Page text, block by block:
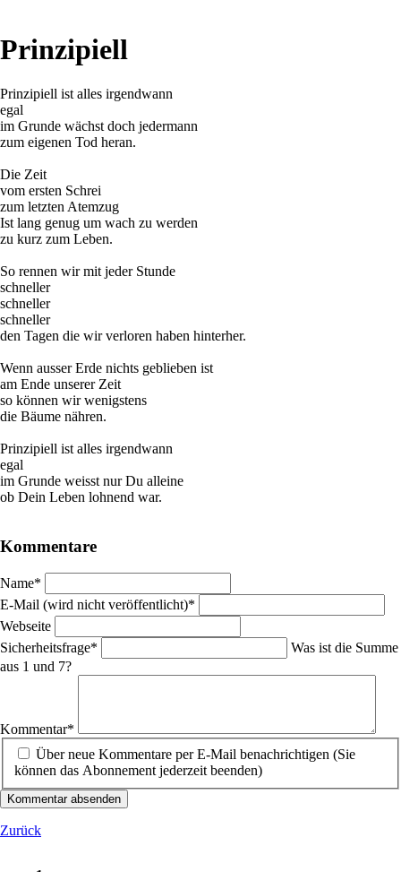
Prinzipiell
Prinzipiell ist alles irgendwann
egal
im Grunde wächst doch jedermann
zum eigenen Tod heran.
Die Zeit
vom ersten Schrei
zum letzten Atemzug
Ist lang genug um wach zu werden
zu kurz zum Leben.
So rennen wir mit jeder Stunde
schneller
schneller
schneller
den Tagen die wir verloren haben hinterher.
Wenn ausser Erde nichts geblieben ist
am Ende unserer Zeit
so können wir wenigstens
die Bäume nähren.
Prinzipiell ist alles irgendwann
egal
im Grunde weisst nur Du alleine
ob Dein Leben lohnend war.
Kommentare
Pflichtfeld
Name*
Pflichtfeld
E-Mail (wird nicht veröffentlicht)*
Webseite
Pflichtfeld
Sicherheitsfrage*
Was ist die Summe
aus 1 und 7?
Kommentar*
Über neue Kommentare per E-Mail benachrichtigen (Sie
können das Abonnement jederzeit beenden)
Kommentar absenden
Zurück